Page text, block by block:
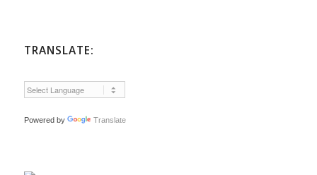
TRANSLATE:
Powered by Translate